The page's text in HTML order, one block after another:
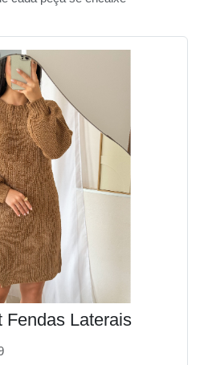
Fendas Laterais